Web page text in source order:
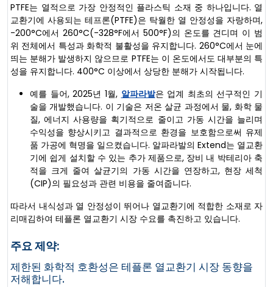
PTFE는 열적으로 가장 안정적인 플라스틱 소재 중 하나입니다. 열
교환기에 사용되는 테프론(PTFE)은 탁월한 열 안정성을 자랑하며,
-200°C에서 260°C(-328°F에서 500°F)의 온도를 견디며 이 범
위 전체에서 특성과 화학적 불활성을 유지합니다. 260°C에서 눈에
띄는 분해가 발생하지 않으므로 PTFE는 이 온도에서도 대부분의 특
성을 유지합니다. 400°C 이상에서 상당한 분해가 시작됩니다.
예를 들어, 2025년 1월, 알파라발은 업계 최초의 선구적인 기
술을 개발했습니다. 이 기술은 저온 살균 과정에서 물, 화학 물
질, 에너지 사용량을 획기적으로 줄이고 가동 시간을 늘리며
수익성을 향상시키고 결과적으로 환경을 보호함으로써 유제
품 가공에 혁명을 일으켰습니다. 알파라발의 Extend는 열교환
기에 쉽게 설치할 수 있는 추가 제품으로, 장비 내 박테리아 축
적을 크게 줄여 살균기의 가동 시간을 연장하고, 현장 세척
(CIP)의 필요성과 관련 비용을 줄여줍니다.
따라서 내식성과 열 안정성이 뛰어나 열교환기에 적합한 소재로 자
리매김하여 테플론 열교환기 시장 수요를 촉진하고 있습니다.
주요 제약:
제한된 화학적 호환성은 테플론 열교환기 시장 동향을
저해합니다.